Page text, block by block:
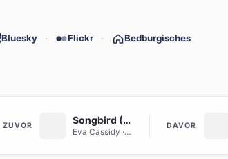
Bluesky Flickr Bedburgisches
ZUVOR Songbird (Eva By Heart)
Eva Cassidy · Eva by Heart
DAVOR